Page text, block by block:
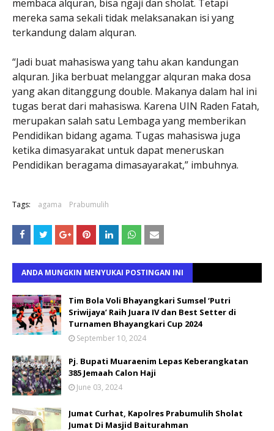
membaca alquran, bisa ngaji dan sholat. Tetapi
mereka sama sekali tidak melaksanakan isi yang
terkandung dalam alquran.
“Jadi buat mahasiswa yang tahu akan kandungan
alquran. Jika berbuat melanggar alquran maka dosa
yang akan ditanggung double. Makanya dalam hal ini
tugas berat dari mahasiswa. Karena UIN Raden Fatah,
merupakan salah satu Lembaga yang memberikan
Pendidikan bidang agama. Tugas mahasiswa juga
ketika dimasyarakat untuk dapat meneruskan
Pendidikan beragama dimasayarakat,” imbuhnya.
Tags: agama Prabumulih
ANDA MUNGKIN MENYUKAI POSTINGAN INI
Tim Bola Voli Bhayangkari Sumsel ‘Putri
Sriwijaya’ Raih Juara IV dan Best Setter di
Turnamen Bhayangkari Cup 2024
September 10, 2024
Pj. Bupati Muaraenim Lepas Keberangkatan
385 Jemaah Calon Haji
June 03, 2024
Jumat Curhat, Kapolres Prabumulih Sholat
Jumat Di Masjid Baiturahman